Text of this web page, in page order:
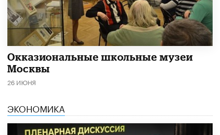
​Окказиональные школьные музеи
Москвы
26 ИЮНЯ
ЭКОНОМИКА